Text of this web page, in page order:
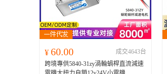
¥ 60.00
成交4643台
跨境專供5840-31zy渦輪蝸桿直流減速